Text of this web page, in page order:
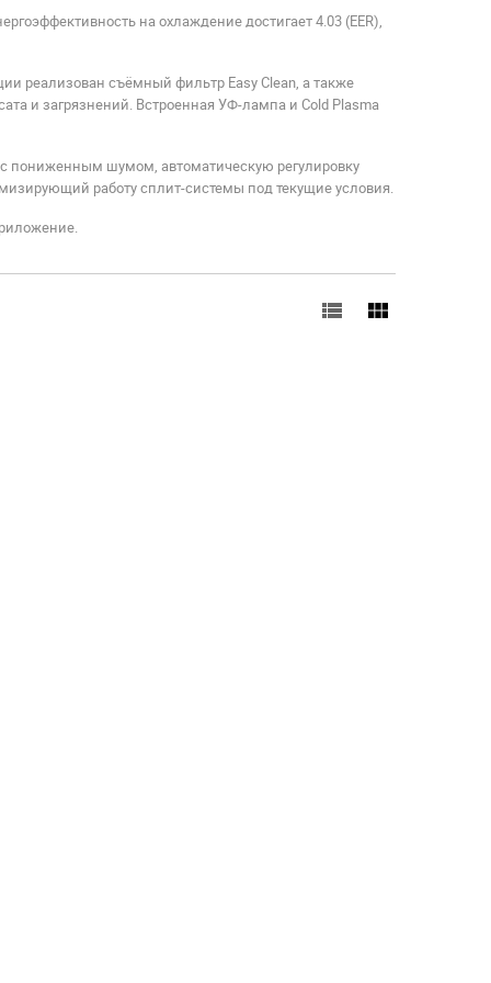
на охлаждение достигает 4.03 (EER),
реализован съёмный фильтр Easy Clean, а также
и загрязнений. Встроенная УФ-лампа и Cold Plasma
пониженным шумом, автоматическую регулировку
работу сплит-системы под текущие условия.
view_list view_module